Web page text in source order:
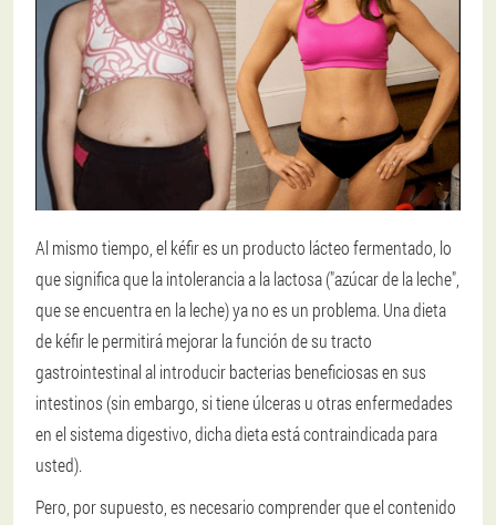
Al mismo tiempo, el kéfir es un producto lácteo fermentado, lo
que significa que la intolerancia a la lactosa ("azúcar de la leche",
que se encuentra en la leche) ya no es un problema. Una dieta
de kéfir le permitirá mejorar la función de su tracto
gastrointestinal al introducir bacterias beneficiosas en sus
intestinos (sin embargo, si tiene úlceras u otras enfermedades
en el sistema digestivo, dicha dieta está contraindicada para
usted).
Pero, por supuesto, es necesario comprender que el contenido